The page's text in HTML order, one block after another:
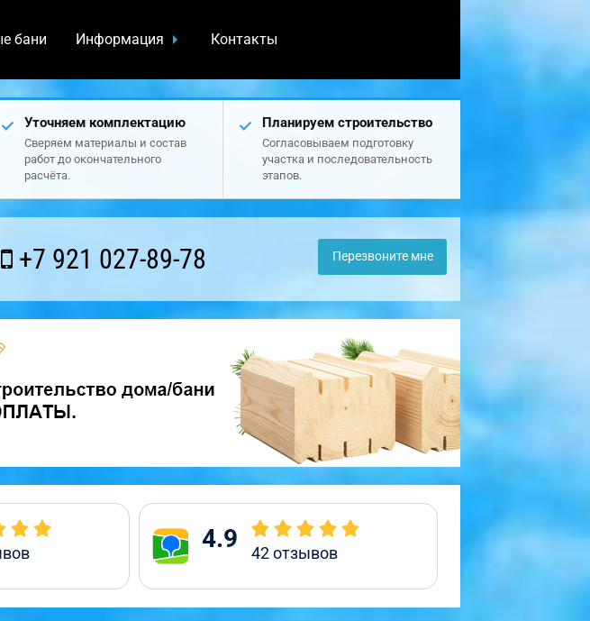
бани Информация Контакты
Уточняем комплектацию
Сверяем материалы и состав
работ до окончательного
расчёта.
Планируем строительство
Согласовываем подготовку
участка и последовательность
этапов.
+7 921 027-89-78 Перезвоните мне
4.9 42отзывов